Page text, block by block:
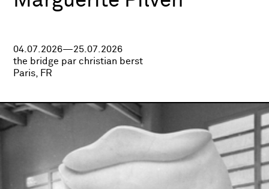
04.07.2026—25.07.2026
the bridge par christian berst
Paris, FR